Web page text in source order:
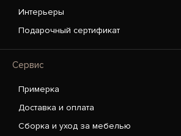
Интерьеры
Подарочный сертификат
Сервис
Примерка
Доставка и оплата
Сборка и уход за мебелью